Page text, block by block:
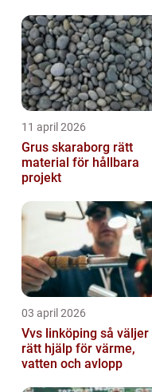
11 april 2026
Grus skaraborg rätt
material för hållbara
projekt
03 april 2026
Vvs linköping så väljer du
rätt hjälp för värme,
vatten och avlopp